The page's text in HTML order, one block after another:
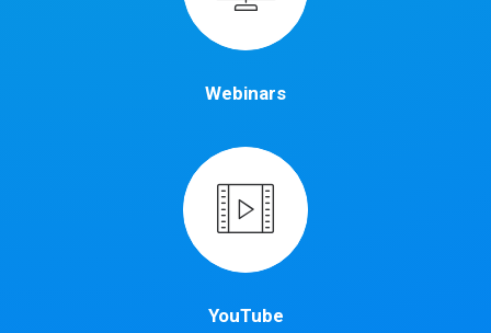
Webinars
YouTube